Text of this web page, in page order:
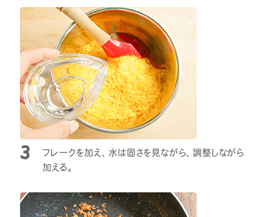
フレークを加え、水は固さを見ながら、調整しながら
加える。